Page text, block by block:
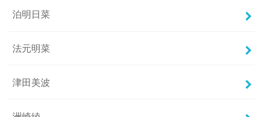
泊明日菜
法元明菜
津田美波